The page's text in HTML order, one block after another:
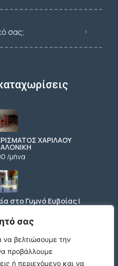
σας
να βελτιώσουμε την
προβάλλουμε
ή περιεχόμενο και να
σας;
ΧΑΡΙΛΑΟΥ
/μήνα
στο Γυμνό Ευβοίας |
& Βουνό
/μήνα
ΧΑΡΙΛΑΟΥ